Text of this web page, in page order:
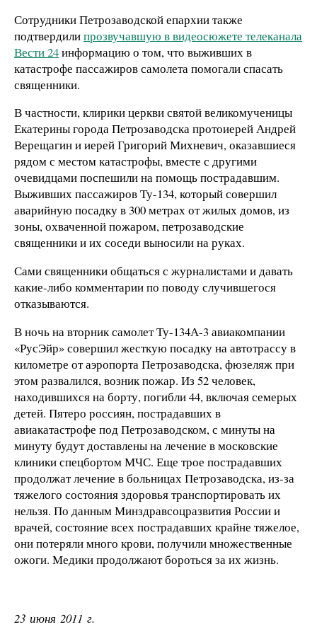
Сотрудники Петрозаводской епархии также
подтвердилипрозвучавшую в видеосюжете телеканала
Вести 24информацию о том, что выживших в
катастрофе пассажиров самолета помогали спасать
священники.
В частности, клирики церкви святой великомученицы
Екатерины города Петрозаводска протоиерей Андрей
Верещагин и иерей Григорий Михневич, оказавшиеся
рядом с местом катастрофы, вместе с другими
очевидцами поспешили на помощь пострадавшим.
Выживших пассажиров Ту-134, который совершил
аварийную посадку в 300 метрах от жилых домов, из
зоны, охваченной пожаром, петрозаводские
священники и их соседи выносили на руках.
Сами священники общаться с журналистами и давать
какие-либо комментарии по поводу случившегося
отказываются.
В ночь на вторник самолет Ту-134А-3 авиакомпании
«РусЭйр» совершил жесткую посадку на автотрассу в
километре от аэропорта Петрозаводска, фюзеляж при
этом развалился, возник пожар. Из 52 человек,
находившихся на борту, погибли 44, включая семерых
детей. Пятеро россиян, пострадавших в
авиакатастрофе под Петрозаводском, с минуты на
минуту будут доставлены на лечение в московские
клиники спецбортом МЧС. Еще трое пострадавших
продолжат лечение в больницах Петрозаводска, из-за
тяжелого состояния здоровья транспортировать их
нельзя. По данным Минздравсоцразвития России и
врачей, состояние всех пострадавших крайне тяжелое,
они потеряли много крови, получили множественные
ожоги. Медики продолжают бороться за их жизнь.
23 июня 2011 г.